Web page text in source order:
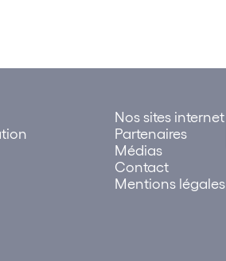
Nos sites internet
Partenaires
Médias
Contact
Mentions légales